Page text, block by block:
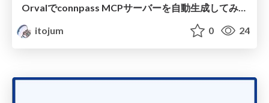
Orvalでconnpass MCPサーバーを自動生成してみた
itojum
0 24